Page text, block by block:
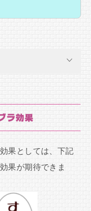
ラ効果
果としては、下記
果が期待できま